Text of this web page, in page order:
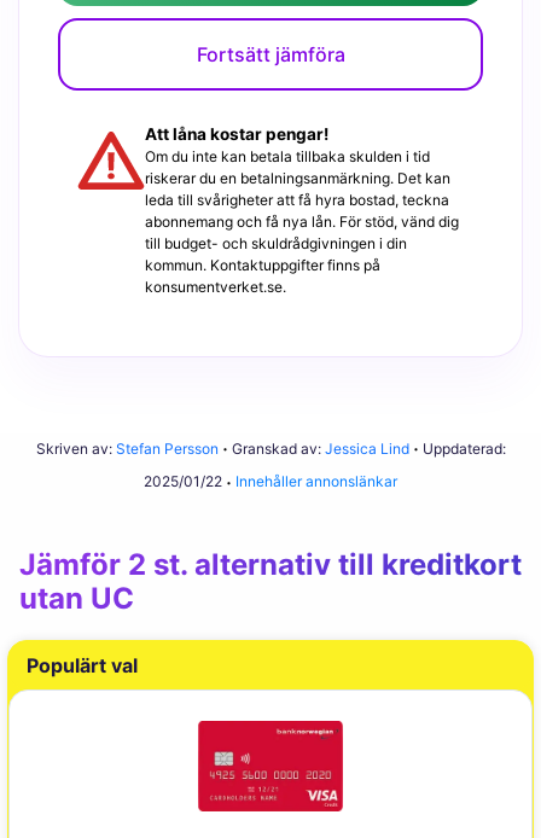
Fortsätt jämföra
Att låna kostar pengar!
Om du inte kan betala tillbaka skulden i tid
riskerar du en betalningsanmärkning. Det kan
leda till svårigheter att få hyra bostad, teckna
abonnemang och få nya lån. För stöd, vänd dig
till budget- och skuldrådgivningen i din
kommun. Kontaktuppgifter finns på
konsumentverket.se.
Skriven av: Stefan Persson Granskad av: Jessica Lind
Uppdaterad:
2025/01/22
Innehåller annonslänkar
Jämför 2 st. alternativ till kreditkort
utan UC
Populärt val